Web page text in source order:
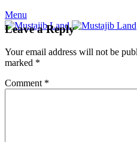
Menu
Leave a Reply
Your email address will not be
marked *
Comment *